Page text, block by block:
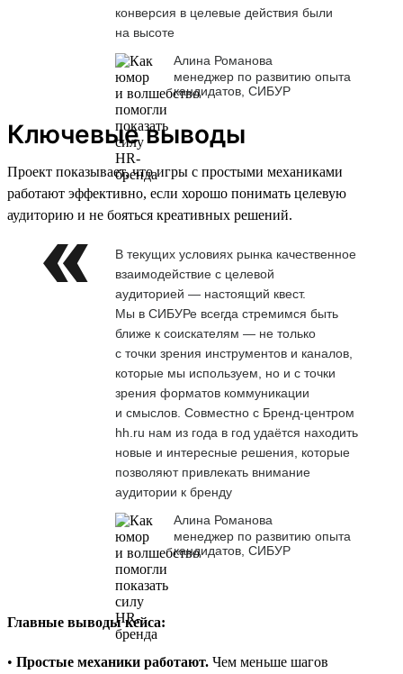
конверсия в целевые действия были
на высоте
Алина Романова
менеджер по развитию опыта
кандидатов, СИБУР
Ключевые выводы
Проект показывает, что игры с простыми механиками
работают эффективно, если хорошо понимать целевую
аудиторию и не бояться креативных решений.
В текущих условиях рынка качественное
взаимодействие с целевой
аудиторией — настоящий квест.
Мы в СИБУРе всегда стремимся быть
ближе к соискателям — не только
с точки зрения инструментов и каналов,
которые мы используем, но и с точки
зрения форматов коммуникации
и смыслов. Совместно с Бренд-центром
hh.ru нам из года в год удаётся находить
новые и интересные решения, которые
позволяют привлекать внимание
аудитории к бренду
Алина Романова
менеджер по развитию опыта
кандидатов, СИБУР
Главные выводы кейса:
• Простые механики работают. Чем меньше шагов